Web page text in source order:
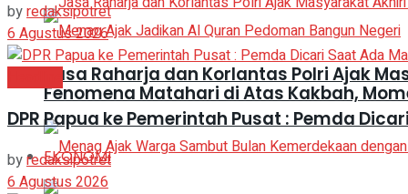
Fenomena Matahari di Atas Kakbah,
EKONOMI
Jasa Raharja dan Korlantas Polri Ajak
byredaksipotret
6 Agustus 2026
DPR Papua ke Pemerintah Pusat : Pemda
byredaksipotret
6 Agustus 2026